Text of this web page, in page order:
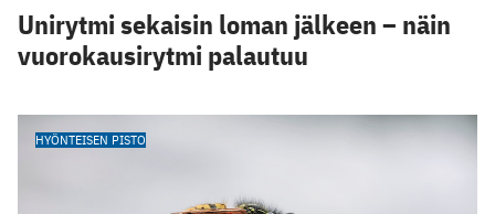
Unirytmi sekaisin loman jälkeen – näin
vuorokausirytmi palautuu
HYÖNTEISEN PISTO